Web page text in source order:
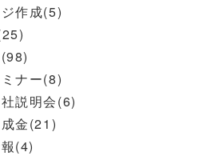
作成(5)
ナー(8)
説明会(6)
金(21)
(4)